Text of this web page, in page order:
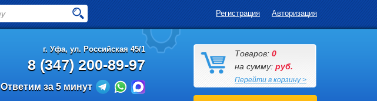
Регистрация Авторизация
г. Уфа, ул. Российская 45/1
8 (347) 200-89-97
Ответим за 5 минут
Товаров: 0
на сумму: руб.
Перейти в корзину >